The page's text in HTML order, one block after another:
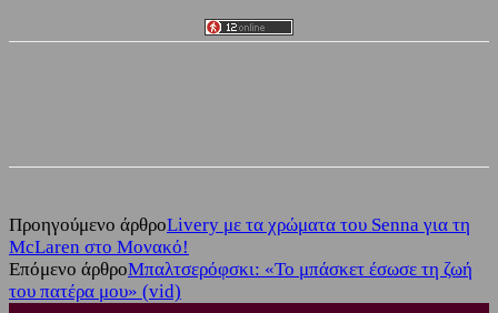
Προηγούμενο άρθροLivery με τα χρώματα του Senna για τη
McLaren στο Μονακό!
Επόμενο άρθροΜπαλτσερόφσκι: «Το μπάσκετ έσωσε τη ζωή
του πατέρα μου» (vid)